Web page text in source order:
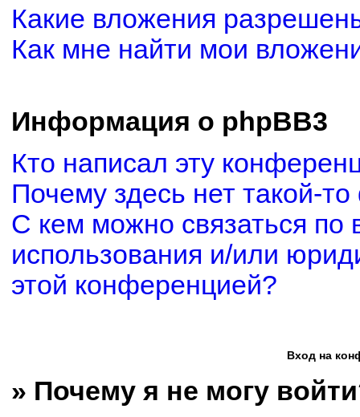
Какие вложения
Как мне найти мои
Информация о phpBB3
Кто написал эту
Почему здесь нет такой-
С кем можно связаться по
использования и/или
этой конференцией?
Вход на
» Почему я не могу